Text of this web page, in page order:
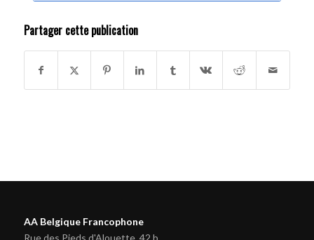
Partager cette publication
AA Belgique Francophone
Rue des Pieds d'Alouette, 42 b